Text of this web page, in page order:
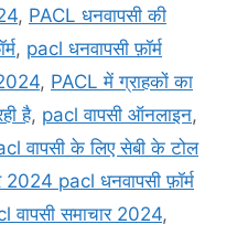
, PACL धनवापसी की
, pacl धनवापसी फ़ॉर्म
, PACL में ग्राहकों का
है, pacl वापसी ऑनलाइन,
वापसी के लिए सेबी के टोल
2024 pacl धनवापसी फ़ॉर्म
वापसी समाचार 2024,